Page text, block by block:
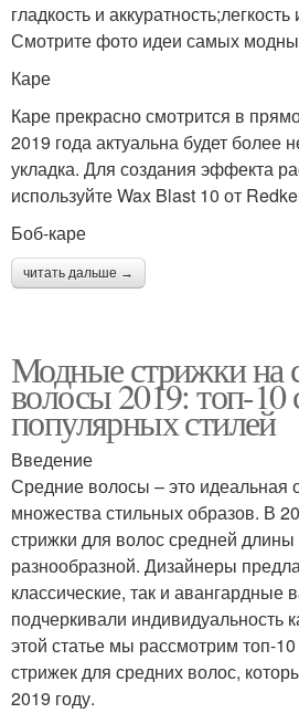
гладкость и
Смотрите фото идеи самых
Каре
Каре прекрасно смотрится в
2019 года актуальна будет более
укладка. Для создания эффекта
используйте Wax Blast 10 от
Боб-каре
читать дальше →
Модные стрижки на
волосы 2019: топ-
популярных стилей
Введение
Средние волосы – это идеальная
множества стильных образов. В
стрижки для волос средней
разнообразной. Дизайнеры
классические, так и авангардные
подчеркивали индивидуальность
этой статье мы рассмотрим топ-
стрижек для средних волос,
2019 году.